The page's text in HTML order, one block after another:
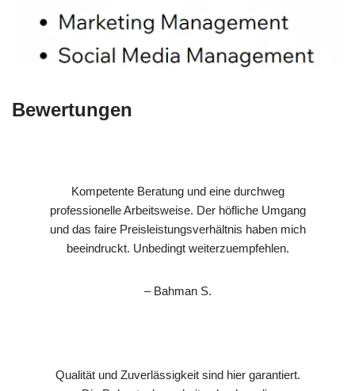
Bewertungen
Kompetente Beratung und eine durchweg
professionelle Arbeitsweise. Der höfliche Umgang
und das faire Preisleistungsverhältnis haben mich
beeindruckt. Unbedingt weiterzuempfehlen.
– Bahman S.
Qualität und Zuverlässigkeit sind hier garantiert.